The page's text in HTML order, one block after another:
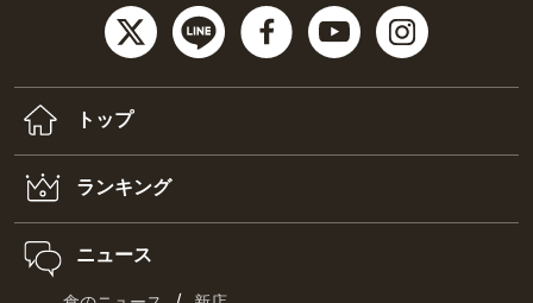
トップ
ランキング
ニュース